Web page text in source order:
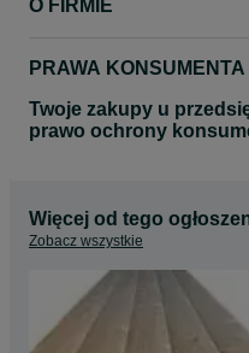
O FIRMIE
PRAWA KONSUMENTA
Twoje zakupy u
prawo ochrony
Więcej od tego
Zobacz wszystkie